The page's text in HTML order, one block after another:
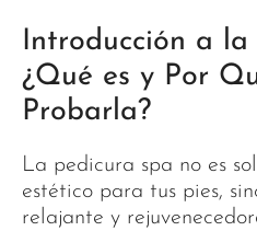
Introducción a la
¿Qué es y Por
Probarla?
La pedicura spa no es
estético para tus pies,
relajante y